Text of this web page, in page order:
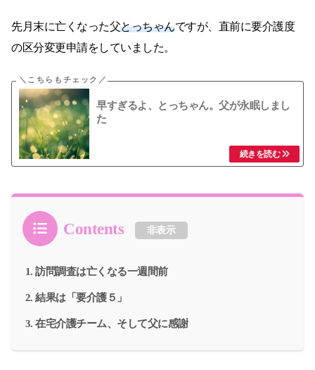
先月末に亡くなった父とっちゃんですが、直前に要介護度
の区分変更申請をしていました。
早すぎるよ、とっちゃん。父が永眠しまし
た
Contents 非表示
訪問調査は亡くなる一週間前
結果は「要介護５」
在宅介護チーム、そして父に感謝